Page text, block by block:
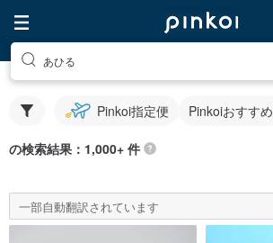
あひる
Pinkoi指定便 Pinkoiおすすめ
の検索結果：1,000+ 件
一部自動翻訳されています